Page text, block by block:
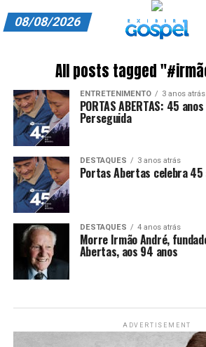
ASSINE
CARRINHO
EDITORIAL
ENTREVISTAS
EXPEDIENTE
FINALIZAR COMPRA
08/08/2026
All posts tagged
ENTRETENIMENTO 3 anos atrás
PORTAS ABERTAS: 45
Perseguida
DESTAQUES 3 anos atrás
Portas Abertas celebra 45
DESTAQUES 4 anos atrás
Morre Irmão André,
Abertas, aos 94 anos
ADVERTISEMENT